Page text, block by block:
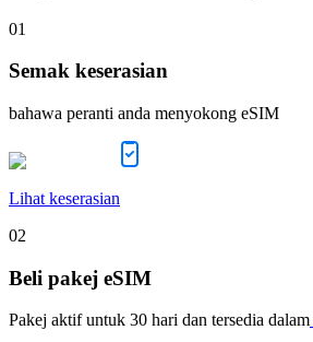
01
Semak keserasian
bahawa peranti anda menyokong eSIM
Lihat keserasian
02
Beli pakej eSIM
Pakej aktif untuk 30 hari dan tersedia dalam